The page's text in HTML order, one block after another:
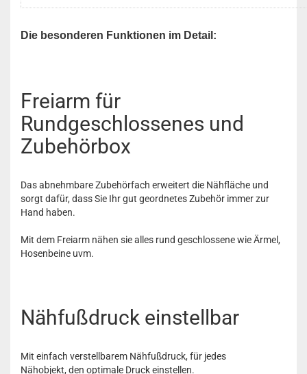
Die besonderen Funktionen im Detail:
Freiarm für
Rundgeschlossenes und
Zubehörbox
Das abnehmbare Zubehörfach erweitert die Nähfläche und
sorgt dafür, dass Sie Ihr gut geordnetes Zubehör immer zur
Hand haben.
Mit dem Freiarm nähen sie alles rund geschlossene wie Ärmel,
Hosenbeine uvm.
Nähfußdruck einstellbar
Mit einfach verstellbarem Nähfußdruck, für jedes
Nähobjekt, den optimale Druck einstellen.